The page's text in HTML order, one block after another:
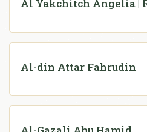
Al Yakchitch Angelia |
Al-din Attar Fahrudin